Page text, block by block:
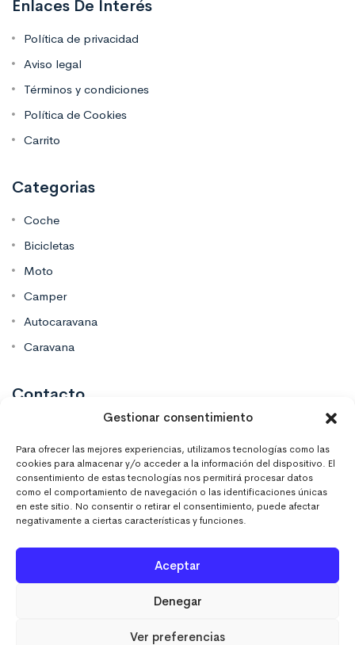
Gestionar consentimiento
Para ofrecer las mejores experiencias, utilizamos tecnologías como las
cookies para almacenar y/o acceder a la información del dispositivo. El
consentimiento de estas tecnologías nos permitirá procesar datos
como el comportamiento de navegación o las identificaciones únicas
en este sitio. No consentir o retirar el consentimiento, puede afectar
negativamente a ciertas características y funciones.
Aceptar
Denegar
Ver preferencias
Enlaces De Interés
Política de privacidad
Aviso legal
Términos y condiciones
Política de Cookies
Carrito
Categorias
Coche
Bicicletas
Moto
Camper
Autocaravana
Caravana
Contacto
637 671 470
MASVINILOSONLINE © 2023. Todos los derechos